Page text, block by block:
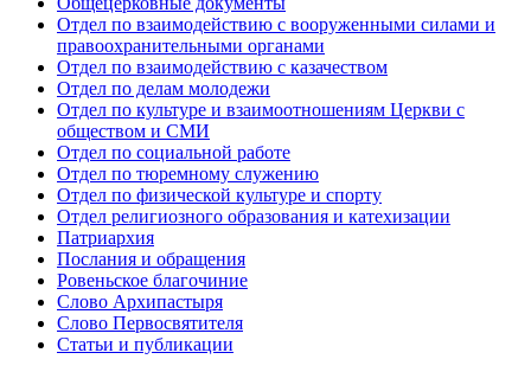
Отдел по взаимодействию с вооруженными силами и
правоохранительными органами
Отдел по взаимодействию с казачеством
Отдел по делам молодежи
Отдел по культуре и взаимоотношениям Церкви с
обществом и СМИ
Отдел по социальной работе
Отдел по тюремному служению
Отдел по физической культуре и спорту
Отдел религиозного образования и катехизации
Патриархия
Послания и обращения
Ровеньское благочиние
Слово Архипастыря
Слово Первосвятителя
Статьи и публикации